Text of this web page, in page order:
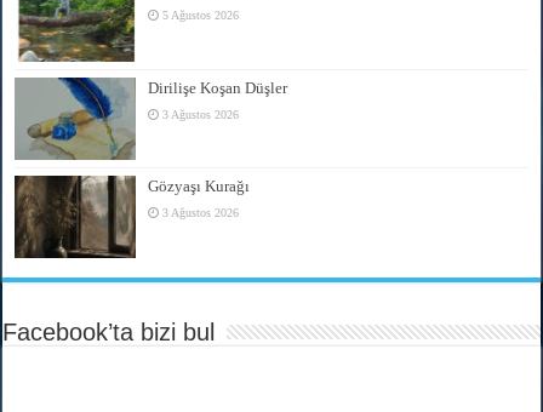
5 Ağustos 2026
Dirilişe Koşan Düşler
3 Ağustos 2026
Gözyaşı Kurağı
3 Ağustos 2026
Facebook’ta bizi bul